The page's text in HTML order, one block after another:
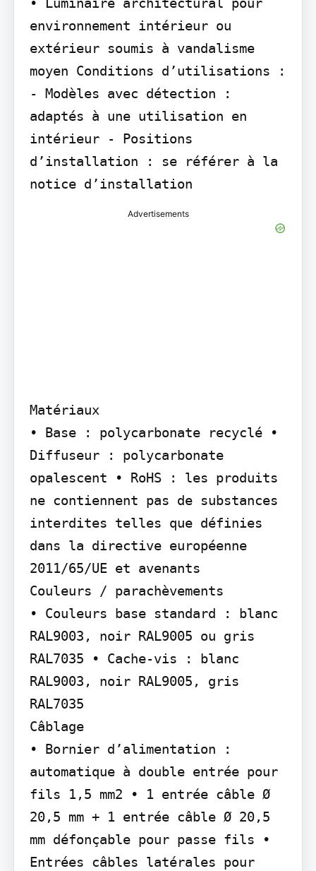
environnement intérieur ou
extérieur soumis à vandalisme
moyen Conditions d’utilisations :
- Modèles avec détection :
adaptés à une utilisation en
intérieur - Positions
d’installation : se référer à la
notice d’installation
Advertisements
Matériaux
• Base : polycarbonate recyclé •
Diffuseur : polycarbonate
opalescent • RoHS : les produits
ne contiennent pas de substances
interdites telles que définies
dans la directive européenne
2011/65/UE et avenants
Couleurs / parachèvements
• Couleurs base standard : blanc
RAL9003, noir RAL9005 ou gris
RAL7035 • Cache-vis : blanc
RAL9003, noir RAL9005, gris
RAL7035
Câblage
• Bornier d’alimentation :
automatique à double entrée pour
fils 1,5 mm2 • 1 entrée câble Ø
20,5 mm + 1 entrée câble Ø 20,5
mm défonçable pour passe fils •
Entrées câbles latérales pour